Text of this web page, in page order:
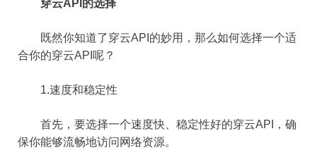
穿云API的选择
既然你知道了穿云API的妙用，那么如何选择一个适
合你的穿云API呢？
1.速度和稳定性
首先，要选择一个速度快、稳定性好的穿云API，确
保你能够流畅地访问网络资源。